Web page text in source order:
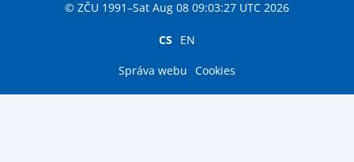
© ZČU 1991–Sat Aug 08 09:03:27 UTC 2026
CS EN
Správa webu Cookies